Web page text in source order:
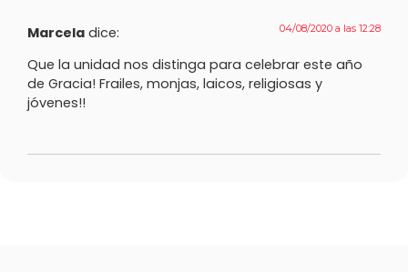
Marcela dice: 04/08/2020 a las 12:28
Que la unidad nos distinga para celebrar este año
de Gracia! Frailes, monjas, laicos, religiosas y
jóvenes!!